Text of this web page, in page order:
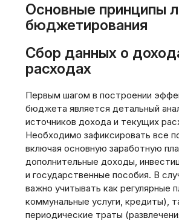
Основные принципы
бюджетирования
Сбор данных о
расходах
Первым шагом в построении
бюджета является детальный
источников дохода и текущих
Необходимо зафиксировать все
включая основную заработную
дополнительные доходы‚
и государственные пособия. В
важно учитывать как регулярные
коммунальные услуги‚ кредиты)‚
периодические траты